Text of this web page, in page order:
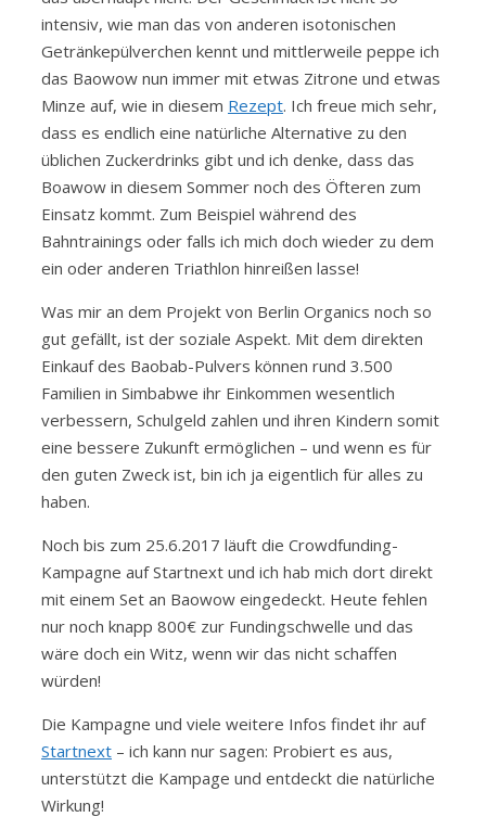
intensiv, wie man das von anderen isotonischen
Getränkepülverchen kennt und mittlerweile peppe ich
das Baowow nun immer mit etwas Zitrone und etwas
Minze auf, wie in diesem Rezept. Ich freue mich sehr,
dass es endlich eine natürliche Alternative zu den
üblichen Zuckerdrinks gibt und ich denke, dass das
Boawow in diesem Sommer noch des Öfteren zum
Einsatz kommt. Zum Beispiel während des
Bahntrainings oder falls ich mich doch wieder zu dem
ein oder anderen Triathlon hinreißen lasse!
Was mir an dem Projekt von Berlin Organics noch so
gut gefällt, ist der soziale Aspekt. Mit dem direkten
Einkauf des Baobab-Pulvers können rund 3.500
Familien in Simbabwe ihr Einkommen wesentlich
verbessern, Schulgeld zahlen und ihren Kindern somit
eine bessere Zukunft ermöglichen – und wenn es für
den guten Zweck ist, bin ich ja eigentlich für alles zu
haben.
Noch bis zum 25.6.2017 läuft die Crowdfunding-
Kampagne auf Startnext und ich hab mich dort direkt
mit einem Set an Baowow eingedeckt. Heute fehlen
nur noch knapp 800€ zur Fundingschwelle und das
wäre doch ein Witz, wenn wir das nicht schaffen
würden!
Die Kampagne und viele weitere Infos findet ihr auf
Startnext – ich kann nur sagen: Probiert es aus,
unterstützt die Kampage und entdeckt die natürliche
Wirkung!